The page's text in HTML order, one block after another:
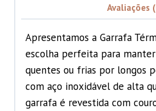
Avaliações
Apresentamos a Garrafa
escolha perfeita para manter
quentes ou frias por longos
com aço inoxidável de alta
garrafa é revestida com